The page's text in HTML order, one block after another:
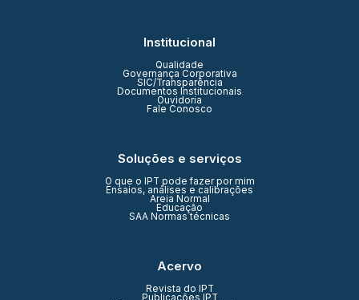
Institucional
Qualidade
Governança Corporativa
SIC/Transparência
Documentos Institucionais
Ouvidoria
Fale Conosco
Soluções e serviços
O que o IPT pode fazer por mim
Ensaios, análises e calibrações
Areia Normal
Educação
SAA Normas técnicas
Acervo
Revista do IPT
Publicações IPT